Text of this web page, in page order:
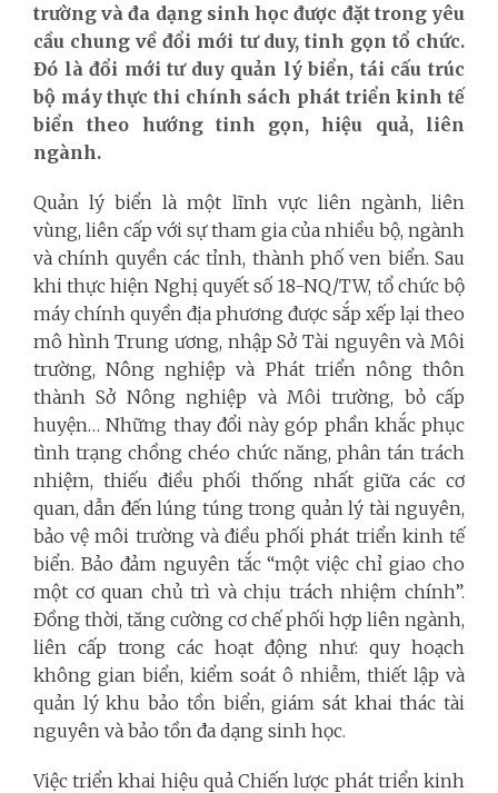
trường và đa dạng sinh học được đặt trong yêu
cầu chung về đổi mới tư duy, tinh gọn tổ chức.
Đó là đổi mới tư duy quản lý biển, tái cấu trúc
bộ máy thực thi chính sách phát triển kinh tế
biển theo hướng tinh gọn, hiệu quả, liên
ngành.
Quản lý biển là một lĩnh vực liên ngành, liên
vùng, liên cấp với sự tham gia của nhiều bộ, ngành
và chính quyền các tỉnh, thành phố ven biển. Sau
khi thực hiện Nghị quyết số 18-NQ/TW, tổ chức bộ
máy chính quyền địa phương được sắp xếp lại theo
mô hình Trung ương, nhập Sở Tài nguyên và Môi
trường, Nông nghiệp và Phát triển nông thôn
thành Sở Nông nghiệp và Môi trường, bỏ cấp
huyện… Những thay đổi này góp phần khắc phục
tình trạng chồng chéo chức năng, phân tán trách
nhiệm, thiếu điều phối thống nhất giữa các cơ
quan, dẫn đến lúng túng trong quản lý tài nguyên,
bảo vệ môi trường và điều phối phát triển kinh tế
biển. Bảo đảm nguyên tắc “một việc chỉ giao cho
một cơ quan chủ trì và chịu trách nhiệm chính”.
Đồng thời, tăng cường cơ chế phối hợp liên ngành,
liên cấp trong các hoạt động như: quy hoạch
không gian biển, kiểm soát ô nhiễm, thiết lập và
quản lý khu bảo tồn biển, giám sát khai thác tài
nguyên và bảo tồn đa dạng sinh học.
Việc triển khai hiệu quả Chiến lược phát triển kinh